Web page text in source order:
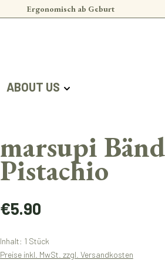
Ergonomisch ab Geburt
ABOUT US
marsupi
Pistachio
Regulärer Preis:
€5.90
Inhalt: 1 Stück
Preise inkl. MwSt. zzgl. Versandkosten